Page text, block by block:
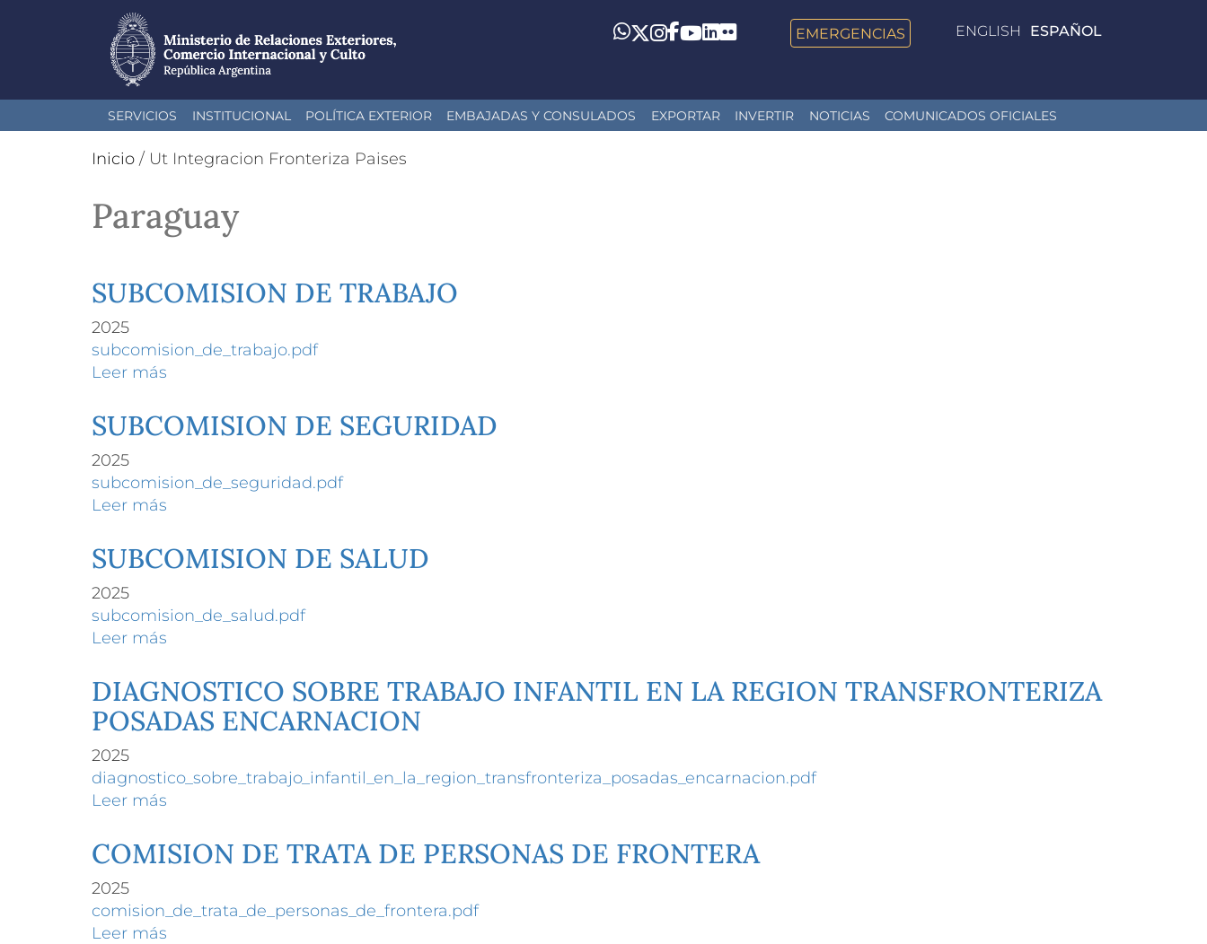
al
ENGLISH ESPAÑOL
Whatsapp
Twitter
Instagram
Facebook
YouTube
LinkedIn
Flickr EMERGENCIAS
SERVICIOS INSTITUCIONAL POLÍTICA EXTERIOR EMBAJADAS Y CONSULADOS EXPORTAR INVERTIR NOTICIAS COMUNICADOS OFICIALES
Inicio / Ut Integracion Fronteriza Paises
Paraguay
SUBCOMISION DE TRABAJO
2025
subcomision_de_trabajo.pdf
Leer más
DE
TRABAJO
SUBCOMISION DE SEGURIDAD
2025
subcomision_de_seguridad.pdf
Leer más
DE
SEGURIDAD
SUBCOMISION DE SALUD
2025
subcomision_de_salud.pdf
Leer más
DE
SALUD
DIAGNOSTICO SOBRE TRABAJO INFANTIL EN LA REGION TRANSFRONTERIZA
POSADAS ENCARNACION
2025
diagnostico_sobre_trabajo_infantil_en_la_region_transfronteriza_posadas_encarnacion.pdf
Leer más
SOBRE
TRABAJO
EN
COMISION DE TRATA DE PERSONAS DE FRONTERA
2025
comision_de_trata_de_personas_de_frontera.pdf
Leer más